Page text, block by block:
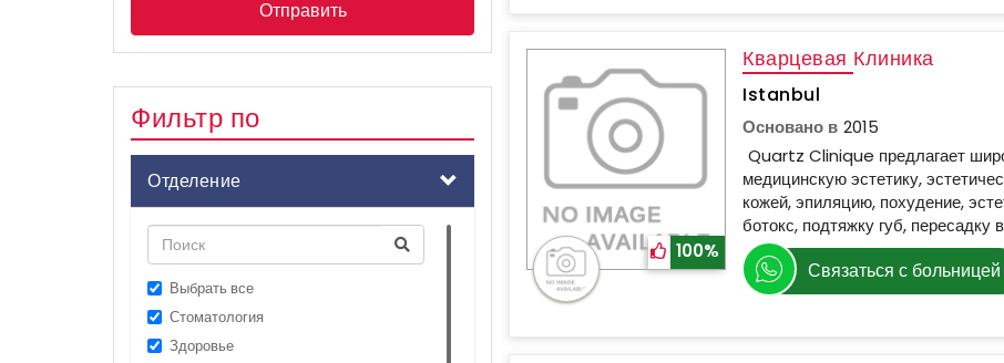
100%
Кварцевая Клиника
Istanbul
Основано в 2015
Quartz Clinique предлагает
медицинскую эстетику,
кожей, эпиляцию, похудение,
ботокс, подтяжку губ, пересадку
Связаться с больницей
Фильтр по
Отделение
Выбрать все
Стоматология
Здоровье